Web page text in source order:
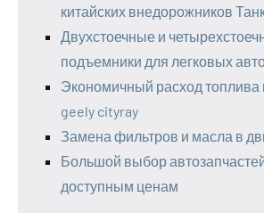
китайских внедорожников
Двухстоечные и
подъемники для легковых
Экономичный расход топлива
geely cityray
Замена фильтров и масла в
Большой выбор
доступным ценам